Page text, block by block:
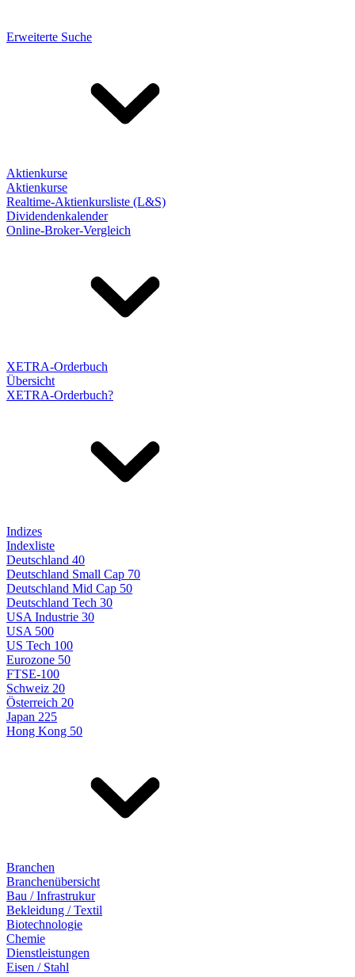
Erweiterte Suche
Aktienkurse
Aktienkurse
Realtime-Aktienkursliste (L&S)
Dividendenkalender
Online-Broker-Vergleich
XETRA-Orderbuch
Übersicht
XETRA-Orderbuch?
Indizes
Indexliste
Deutschland 40
Deutschland Small Cap 70
Deutschland Mid Cap 50
Deutschland Tech 30
USA Industrie 30
USA 500
US Tech 100
Eurozone 50
FTSE-100
Schweiz 20
Österreich 20
Japan 225
Hong Kong 50
Branchen
Branchenübersicht
Bau / Infrastrukur
Bekleidung / Textil
Biotechnologie
Chemie
Dienstleistungen
Eisen / Stahl